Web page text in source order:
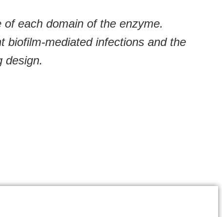
each domain of the enzyme.
biofilm-mediated infections and the
design.